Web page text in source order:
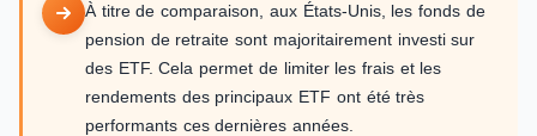
À titre de comparaison, aux États-Unis, les fonds de
pension de retraite sont majoritairement investi sur
des ETF. Cela permet de limiter les frais et les
rendements des principaux ETF ont été très
performants ces dernières années.